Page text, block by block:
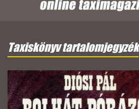
Taxiskönyv tartalomjegyzék